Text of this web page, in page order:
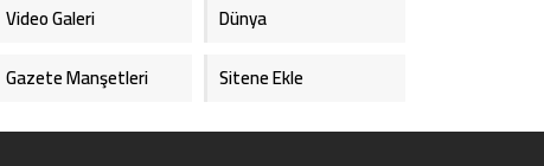
Video Galeri
Dünya
Gazete Manşetleri Sitene Ekle